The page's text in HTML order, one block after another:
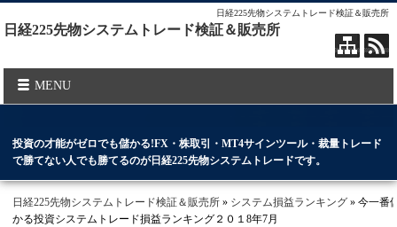
日経225先物システムトレード検証＆販売所
日経225先物システムトレード検証＆販売所
MENU
投資の才能がゼロでも儲かる!FX・株取引・MT4サインツール・裁量トレード
で勝てない人でも勝てるのが日経225先物システムトレードです。
日経225先物システムトレード検証＆販売所 » システム損益ランキング » 今一番
かる投資システムトレード損益ランキング２０１8年7月